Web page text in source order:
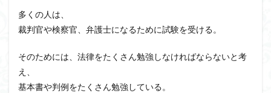
多くの人は、
裁判官や検察官、弁護士になるために試験を受ける。
そのためには、法律をたくさん勉強しなければならないと考
え、
基本書や判例をたくさん勉強している。